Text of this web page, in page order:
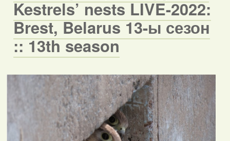
Kestrels’ nests LIVE-2022:
Brest, Belarus 13-ы сезон
:: 13th season